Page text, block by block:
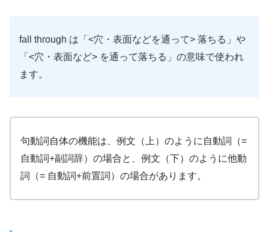
fall through は「<穴・表面などを通って> 落ちる」や
「<穴・表面など> を通って落ちる」の意味で使われ
ます。
句動詞自体の機能は、例文（上）のように自動詞（=
自動詞+副詞辞）の場合と、例文（下）のように他動
詞（= 自動詞+前置詞）の場合があります。